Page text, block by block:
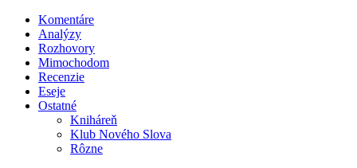
Komentáre
Analýzy
Rozhovory
Mimochodom
Recenzie
Eseje
Ostatné
Kniháreň
Klub Nového Slova
Rôzne